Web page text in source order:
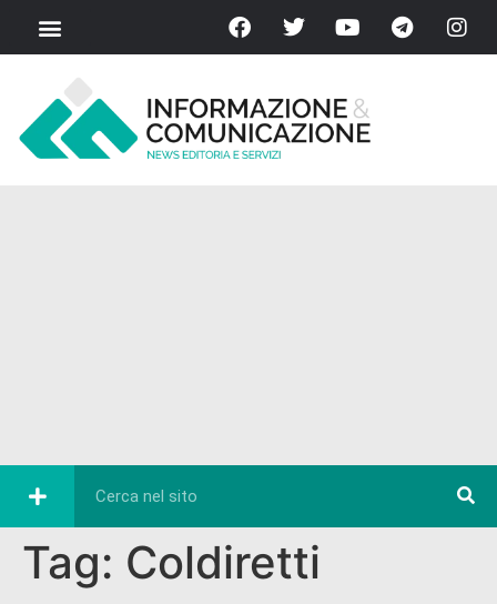
Tag: Coldiretti